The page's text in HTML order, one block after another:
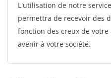
L'utilisation de notre
permettra de recevoir des
fonction des creux de
avenir à votre société.